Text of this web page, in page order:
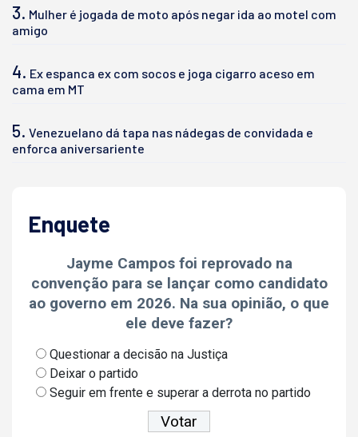
3. Mulher é jogada de moto após negar ida ao motel com
amigo
4. Ex espanca ex com socos e joga cigarro aceso em
cama em MT
5. Venezuelano dá tapa nas nádegas de convidada e
enforca aniversariente
Enquete
Jayme Campos foi reprovado na
convenção para se lançar como candidato
ao governo em 2026. Na sua opinião, o que
ele deve fazer?
Questionar a decisão na Justiça
Deixar o partido
Seguir em frente e superar a derrota no partido